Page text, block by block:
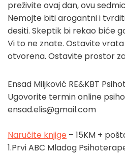
preživite ovaj dan, ovu
Nemojte biti arogantni i
desiti. Skeptik bi rekao biće
Vi to ne znate. Ostavite
otvorena. Ostavite prostor
Ensad Miljković RE&KBT
Ugovorite termin online
ensad.elis@gmail.com
Naručite knjige – 15KM +
1.Prvi ABC Mladog